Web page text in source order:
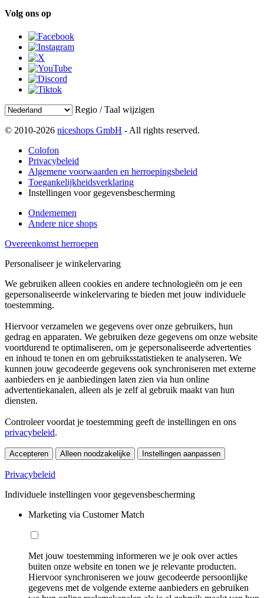
Volg ons op
Regio / Taal wijzigen
© 2010-2026 niceshops GmbH - All rights reserved.
Colofon
Privacybeleid
Algemene voorwaarden en herroepingsbeleid
Toegankelijkheidsverklaring
Instellingen voor gegevensbescherming
Ondernemen
Andere nice shops
Overeenkomst herroepen
Personaliseer je winkelervaring
We gebruiken alleen cookies en andere technologieën om je een
gepersonaliseerde winkelervaring te bieden met jouw individuele
toestemming.
Hiervoor verzamelen we gegevens over onze gebruikers, hun
gedrag en apparaten. We gebruiken deze gegevens om onze website
voortdurend te optimaliseren, om je gepersonaliseerde advertenties
en inhoud te tonen en om gebruiksstatistieken te analyseren. We
kunnen jouw gecodeerde gegevens ook synchroniseren met externe
aanbieders en je aanbiedingen laten zien via hun online
advertentiekanalen, alleen als je zelf al gebruik maakt van hun
diensten.
Controleer voordat je toestemming geeft de instellingen en ons
privacybeleid.
Accepteren Alleen noodzakelijke Instellingen aanpassen
Privacybeleid
Individuele instellingen voor gegevensbescherming
Marketing via Customer Match
Met jouw toestemming informeren we je ook over acties
buiten onze website en tonen we je relevante producten.
Hiervoor synchroniseren we jouw gecodeerde persoonlijke
gegevens met de volgende externe aanbieders en gebruiken